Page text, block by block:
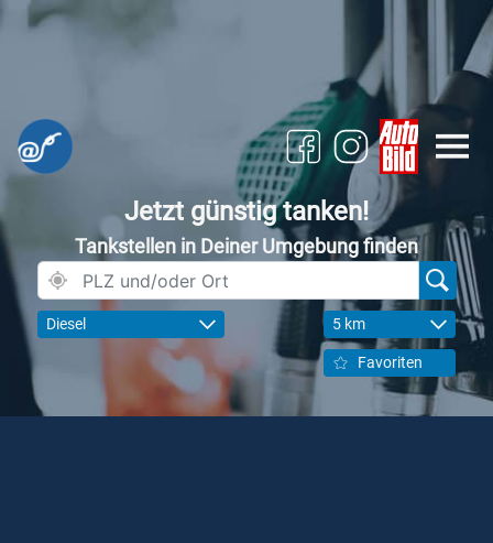
Jetzt günstig tanken!
Tankstellen in Deiner Umgebung finden
Diesel 5 km
Favoriten